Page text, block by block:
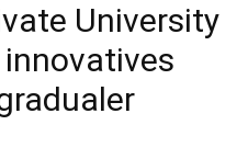
University